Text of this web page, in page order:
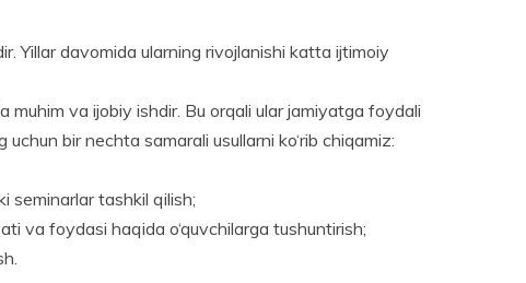
Yillar davomida ularning rivojlanishi katta ijtimoiy
muhim va ijobiy ishdir. Bu orqali ular jamiyatga foydali
uchun bir nechta samarali usullarni ko‘rib chiqamiz:
seminarlar tashkil qilish;
va foydasi haqida o‘quvchilarga tushuntirish;